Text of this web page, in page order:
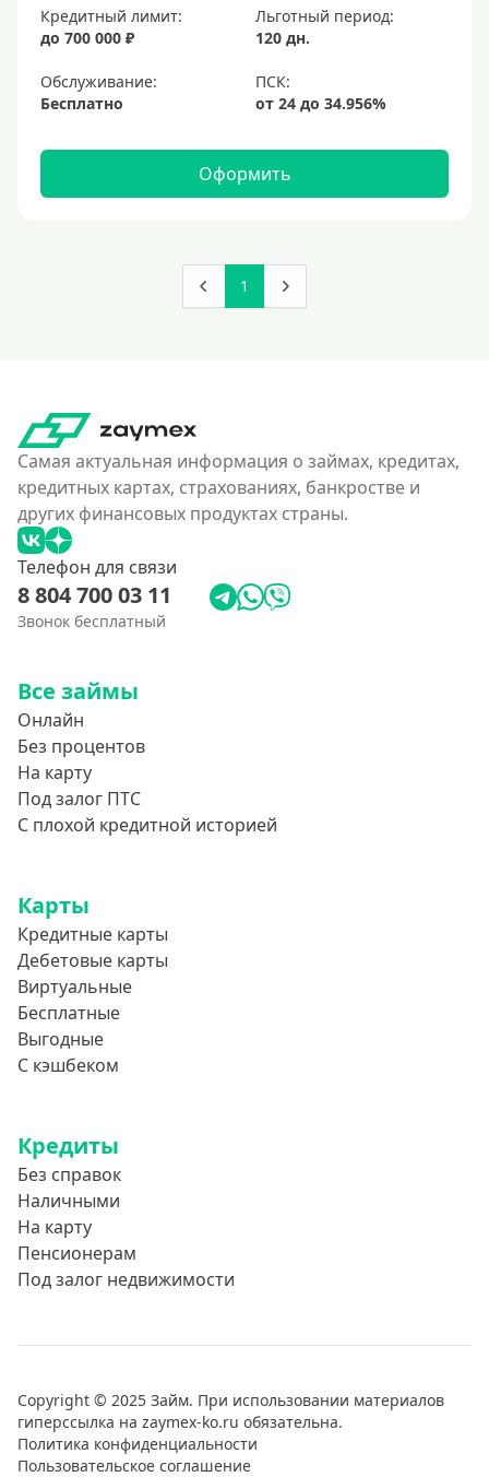
Кредитный лимит:
до 700 000 ₽
Льготный период:
120 дн.
Обслуживание:
Бесплатно
Оформить
1
Самая актуальная информация о займах, кредитах,
кредитных картах, страхованиях, банкростве и
других финансовых продуктах страны.
Телефон для связи
8 804 700 03 11
Звонок бесплатный
Все займы
Онлайн
Без процентов
На карту
Под залог ПТС
С плохой кредитной историей
Карты
Кредитные карты
Дебетовые карты
Виртуальные
Бесплатные
Выгодные
С кэшбеком
Кредиты
Без справок
Наличными
На карту
Пенсионерам
Под залог недвижимости
Copyright © 2025 Займ. При использовании материалов
гиперссылка на zaymex-ko.ru обязательна.
Политика конфиденциальности
Пользовательское соглашение